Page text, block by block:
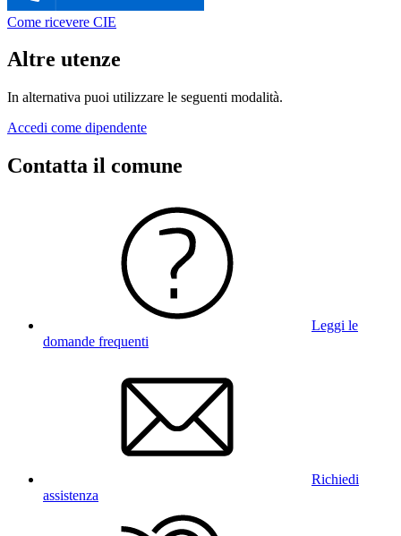
Come ricevere CIE
Altre utenze
In alternativa puoi utilizzare le seguenti modalità.
Accedi come dipendente
Contatta il comune
Leggi le
domande frequenti
Richiedi
assistenza